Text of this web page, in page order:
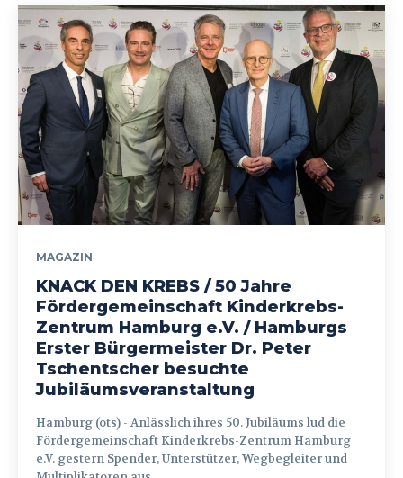
MAGAZIN
KNACK DEN KREBS / 50 Jahre
Fördergemeinschaft Kinderkrebs-
Zentrum Hamburg e.V. / Hamburgs
Erster Bürgermeister Dr. Peter
Tschentscher besuchte
Jubiläumsveranstaltung
Hamburg (ots) - Anlässlich ihres 50. Jubiläums lud die
Fördergemeinschaft Kinderkrebs-Zentrum Hamburg
e.V. gestern Spender, Unterstützer, Wegbegleiter und